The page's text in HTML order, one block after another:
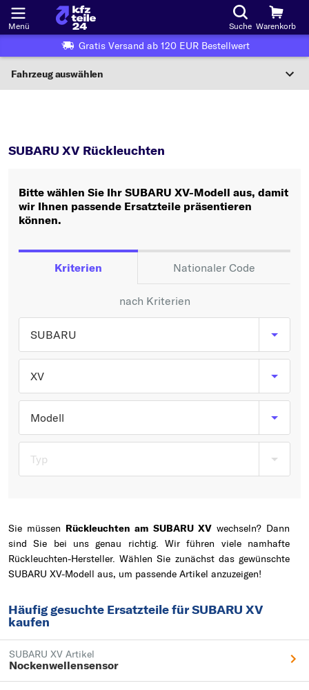
Menü Suche Warenkorb
Gratis Versand ab 120 EUR Bestellwert
Fahrzeug auswählen
Wo finde ich die?
Oder
Oder Fahrzeugauswahl nach Kriterien:
Hersteller wählen
Typ wählen
SUBARU XV Rückleuchten
Bitte wählen Sie Ihr SUBARU XV-Modell aus, damit
wir Ihnen passende Ersatzteile präsentieren
können.
Kriterien Nationaler Code
nach Kriterien
SUBARU
XV
Modell
Typ
Sie müssen Rückleuchten am SUBARU XVwechseln? Dann
sind Sie bei uns genau richtig. Wir führen viele namhafte
Rückleuchten-Hersteller. Wählen Sie zunächst das gewünschte
SUBARU XV-Modell aus, um passende Artikel anzuzeigen!
Häufig gesuchte Ersatzteile für SUBARU XV
kaufen
SUBARU XV Artikel
Nockenwellensensor